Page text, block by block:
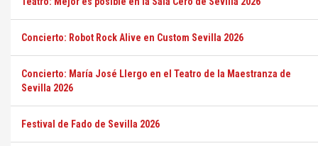
Concierto: Robot Rock Alive en Custom Sevilla 2026
Concierto: María José Llergo en el Teatro de la Maestranza de
Sevilla 2026
Festival de Fado de Sevilla 2026